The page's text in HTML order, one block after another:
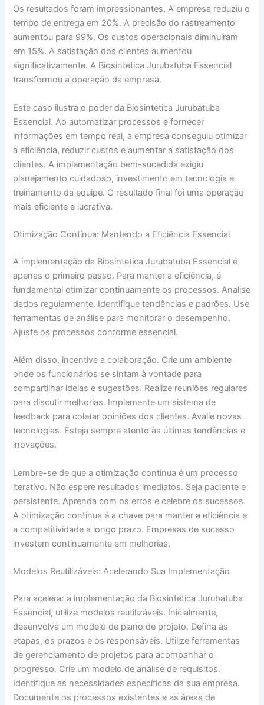
Os resultados foram impressionantes. A empresa reduziu o
tempo de entrega em 20%. A precisão do rastreamento
aumentou para 99%. Os custos operacionais diminuíram
em 15%. A satisfação dos clientes aumentou
significativamente. A Biosintetica Jurubatuba Essencial
transformou a operação da empresa.
Este caso ilustra o poder da Biosintetica Jurubatuba
Essencial. Ao automatizar processos e fornecer
informações em tempo real, a empresa conseguiu otimizar
a eficiência, reduzir custos e aumentar a satisfação dos
clientes. A implementação bem-sucedida exigiu
planejamento cuidadoso, investimento em tecnologia e
treinamento da equipe. O resultado final foi uma operação
mais eficiente e lucrativa.
Otimização Contínua: Mantendo a Eficiência Essencial
A implementação da Biosintetica Jurubatuba Essencial é
apenas o primeiro passo. Para manter a eficiência, é
fundamental otimizar continuamente os processos. Analise
dados regularmente. Identifique tendências e padrões. Use
ferramentas de análise para monitorar o desempenho.
Ajuste os processos conforme essencial.
Além disso, incentive a colaboração. Crie um ambiente
onde os funcionários se sintam à vontade para
compartilhar ideias e sugestões. Realize reuniões regulares
para discutir melhorias. Implemente um sistema de
feedback para coletar opiniões dos clientes. Avalie novas
tecnologias. Esteja sempre atento às últimas tendências e
inovações.
Lembre-se de que a otimização contínua é um processo
iterativo. Não espere resultados imediatos. Seja paciente e
persistente. Aprenda com os erros e celebre os sucessos.
A otimização contínua é a chave para manter a eficiência e
a competitividade a longo prazo. Empresas de sucesso
investem continuamente em melhorias.
Modelos Reutilizáveis: Acelerando Sua Implementação
Para acelerar a implementação da Biosintetica Jurubatuba
Essencial, utilize modelos reutilizáveis. Inicialmente,
desenvolva um modelo de plano de projeto. Defina as
etapas, os prazos e os responsáveis. Utilize ferramentas
de gerenciamento de projetos para acompanhar o
progresso. Crie um modelo de análise de requisitos.
Identifique as necessidades específicas da sua empresa.
Documente os processos existentes e as áreas de